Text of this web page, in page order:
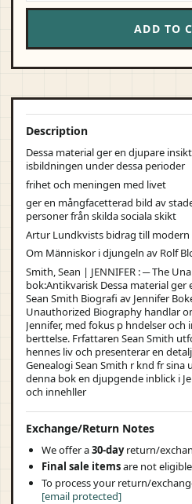
ADD TO
Description
Dessa material ger en djupare
isbildningen under dessa perioder
frihet och meningen med livet
ger en mångfacetterad bild av
personer från skilda sociala skikt
Artur Lundkvists bidrag till
Om Människor i djungeln av Rolf
Smith, Sean | JENNIFER : ─ The
bok:Antikvarisk Dessa material ger
Sean Smith Biografi av Jennifer
Unauthorized Biography handlar
Jennifer, med fokus p hndelser
berttelse. Frfattaren Sean Smith
hennes liv och presenterar en
Genealogi Sean Smith r knd fr
denna bok en djupgende inblick i
och innehller
Exchange/Return Notes
We offer a30-dayreturn/
Final sale itemsare not
To process your return/
[email protected]